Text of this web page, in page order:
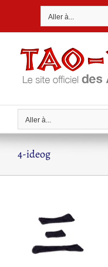
Aller à...
Aller à...
4-ideog